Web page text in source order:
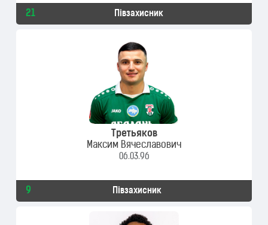
21 Півзахисник
Третьяков
Максим Вячеславович
06.03.96
9 Півзахисник